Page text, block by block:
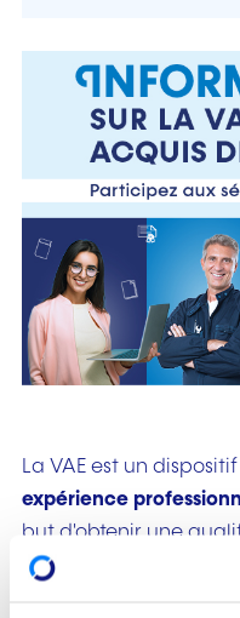
La VAE est un
expérience
but d'obtenir une
partielle, d'accéder à